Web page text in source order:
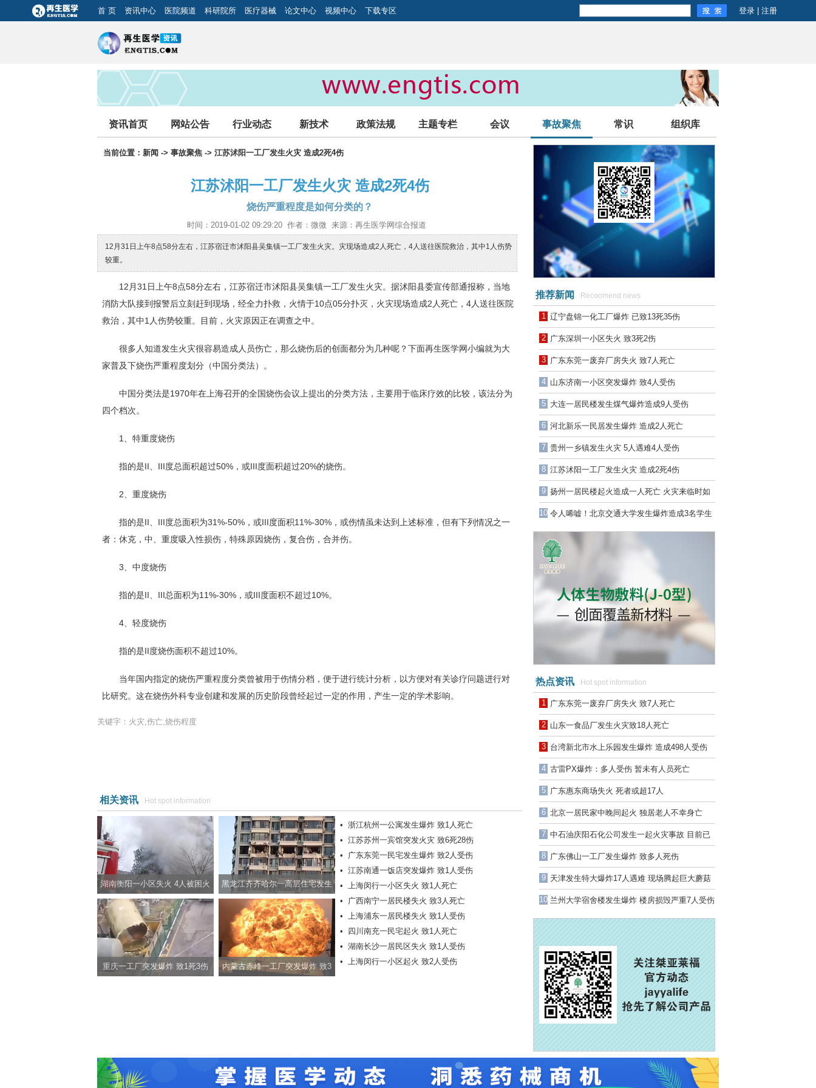
首 页 资讯中心 医院频道 科研院所 医疗器械 论文中心 视频中心 下载专区 登录| 注册
资讯首页 网站公告 行业动态 新技术 政策法规 主题专栏 会议 事故聚焦 常识 组织库
当前位置： 新闻 -> 事故聚焦 -> 江苏沭阳一工厂发生火灾 造成2死4伤
江苏沭阳一工厂发生火灾 造成2死4伤
烧伤严重程度是如何分类的？
时间：2019-01-02 09:29:20 作者：微微 来源：再生医学网综合报道
12月31日上午8点58分左右，江苏宿迁市沭阳县吴集镇一工厂发生火灾。灾现场造成2人死亡，4人送往医院救治，其中1人伤势
较重。
12月31日上午8点58分左右，江苏宿迁市沭阳县吴集镇一工厂发生火灾。据沭阳县委宣传部通报称，当地
消防大队接到报警后立刻赶到现场，经全力扑救，火情于10点05分扑灭，火灾现场造成2人死亡，4人送往医院
救治，其中1人伤势较重。目前，火灾原因正在调查之中。
很多人知道发生火灾很容易造成人员伤亡，那么烧伤后的创面都分为几种呢？下面再生医学网小编就为大
家普及下烧伤严重程度划分（中国分类法）。
中国分类法是1970年在上海召开的全国烧伤会议上提出的分类方法，主要用于临床疗效的比较，该法分为
四个档次。
1、特重度烧伤
指的是II、III度总面积超过50%，或III度面积超过20%的烧伤。
2、重度烧伤
指的是II、III度总面积为31%-50%，或III度面积11%-30%，或伤情虽未达到上述标准，但有下列情况之一
者：休克，中、重度吸入性损伤，特殊原因烧伤，复合伤，合并伤。
3、中度烧伤
指的是II、III总面积为11%-30%，或III度面积不超过10%。
4、轻度烧伤
指的是II度烧伤面积不超过10%。
当年国内指定的烧伤严重程度分类曾被用于伤情分档，便于进行统计分析，以方便对有关诊疗问题进行对
比研究。这在烧伤外科专业创建和发展的历史阶段曾经起过一定的作用，产生一定的学术影响。
关键字：火灾,伤亡,烧伤程度
相关资讯 Hot spot information
湖南衡阳一小区失火 4人被困火
场
黑龙江齐齐哈尔一高层住宅发生
爆炸 致3人受伤
重庆一工厂突发爆炸 致1死3伤 内蒙古赤峰一工厂突发爆炸 致3
• 浙江杭州一公寓发生爆炸 致1人死亡
• 江苏苏州一宾馆突发火灾 致6死28伤
• 广东东莞一民宅发生爆炸 致2人受伤
• 江苏南通一饭店突发爆炸 致1人受伤
• 上海闵行一小区失火 致1人死亡
• 广西南宁一居民楼失火 致3人死亡
• 上海浦东一居民楼失火 致1人受伤
• 四川南充一民宅起火 致1人死亡
• 湖南长沙一居民区失火 致1人受伤
• 上海闵行一小区起火 致2人受伤
推荐新闻 Recoomend news
1 辽宁盘锦一化工厂爆炸 已致13死35伤
2 广东深圳一小区失火 致3死2伤
3 广东东莞一废弃厂房失火 致7人死亡
4 山东济南一小区突发爆炸 致4人受伤
5 大连一居民楼发生煤气爆炸造成9人受伤
6 河北新乐一民居发生爆炸 造成2人死亡
7 贵州一乡镇发生火灾 5人遇难4人受伤
8 江苏沭阳一工厂发生火灾 造成2死4伤
9 扬州一居民楼起火造成一人死亡 火灾来临时如
何自救？
10 令人唏嘘！北京交通大学发生爆炸造成3名学生
死亡
热点资讯 Hot spot information
1 广东东莞一废弃厂房失火 致7人死亡
2 山东一食品厂发生火灾致18人死亡
3 台湾新北市水上乐园发生爆炸 造成498人受伤
4 古雷PX爆炸：多人受伤 暂未有人员死亡
5 广东惠东商场失火 死者或超17人
6 北京一居民家中晚间起火 独居老人不幸身亡
7 中石油庆阳石化公司发生一起火灾事故 目前已
致1死4伤2人失联
8 广东佛山一工厂发生爆炸 致多人死伤
9 天津发生特大爆炸17人遇难 现场腾起巨大蘑菇
云
10 兰州大学宿舍楼发生爆炸 楼房损毁严重7人受伤